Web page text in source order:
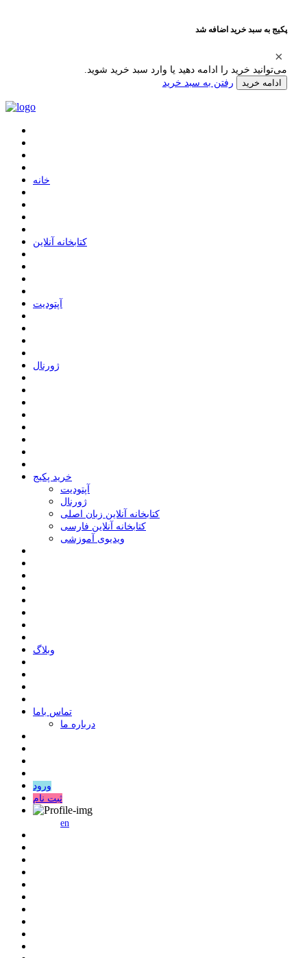
پکیج به سبد خرید اضافه شد
می‌توانید خرید را ادامه دهید یا وارد سبد خرید شوید.
ادامه خرید رفتن به سبد خرید
ﺧﺎﻧﻪ
ﮐﺘﺎﺑﺨﺎﻧﻪ ﺁﻧﻼﯾﻦ
ﺁﭘﺘﻮﺩﯾﺖ
ﮊﻭﺭﻧﺎﻝ
خرید پکیج
ﺁﭘﺘﻮﺩﯾﺖ
ﮊﻭﺭﻧﺎﻝ
کتابخانه آنلاین زبان اصلی
کتابخانه آنلاین فارسی
ویدیوی آموزشی
وبلاگ
ﺗﻤﺎﺱ ﺑﺎﻣﺎ
درباره ما
ورود
ثبت نام
en